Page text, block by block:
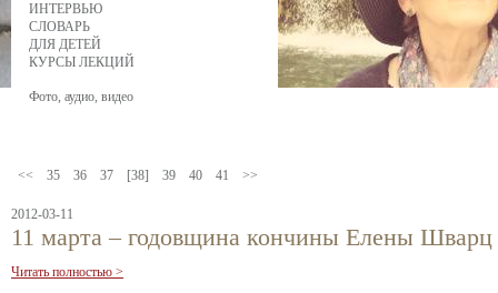
ИНТЕРВЬЮ
СЛОВАРЬ
ДЛЯ ДЕТЕЙ
КУРСЫ ЛЕКЦИЙ
Фото, аудио, видео
<< 35 36 37 [38] 39 40 41 >>
2012-03-11
11 марта – годовщина кончины Елены Шварц
Читать полностью >